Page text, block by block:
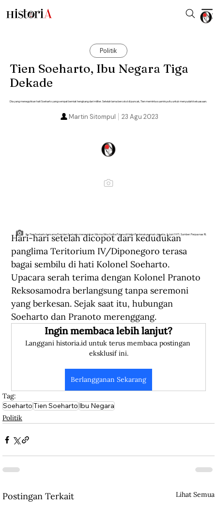
Politik
Tien Soeharto, Ibu Negara Tiga
Dekade
Dia yang meneguhkan hati Soeharto yang sempat berniat hengkang dari militer. Setelah lama bercokol di puncak, Tien meminta suaminya itu untuk menyudahi kekuasaan.
23 Agu 2023
Martin Sitompul
Ibu Tien Soeharto bersama Presiden Soeharto meresmikan Wisma Wira Yudha Putera di Halim Perdanakusumah Jakarta, 2 Juni 1971. Sumber: Perpusnas RI.
Hari-hari setelah dicopot dari kedudukan
panglima Teritorium IV/Diponegoro terasa
bagai sembilu di hati Kolonel Soeharto.
Upacara serah terima dengan Kolonel Pranoto
Reksosamodra berlangsung tanpa seremoni
yang berkesan. Sejak saat itu, hubungan
Soeharto dan Pranoto merenggang.
Ingin membaca lebih lanjut?
Langgani historia.id untuk terus membaca postingan
eksklusif ini.
Berlangganan Sekarang
Tag:
SoehartoTien SoehartoIbu Negara
Politik
Postingan Terkait Lihat Semua